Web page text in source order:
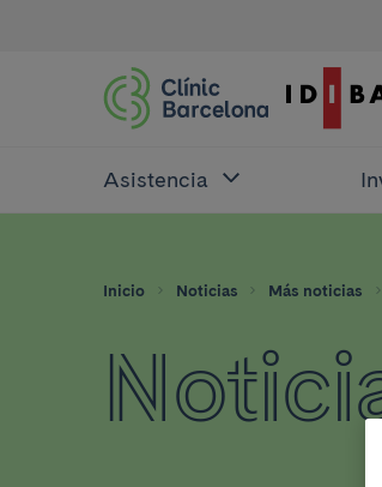
Asistencia
Inicio Noticias Más noticias